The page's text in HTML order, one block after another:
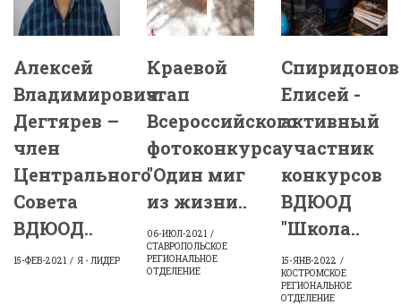
Алексей
Владимирович
Дегтярев –
член
Центрального
Совета
ВДЮОД..
15-ФЕВ-2021 Я - ЛИДЕР
Краевой
этап
Всероссийского
фотоконкурса
"Один миг
из жизни..
06-ИЮЛ-2021
СТАВРОПОЛЬСКОЕ
РЕГИОНАЛЬНОЕ
ОТДЕЛЕНИЕ
Спиридонов
Елисей -
активный
участник
конкурсов
ВДЮОД
"Школа..
15-ЯНВ-2022
КОСТРОМСКОЕ
РЕГИОНАЛЬНОЕ
ОТДЕЛЕНИЕ